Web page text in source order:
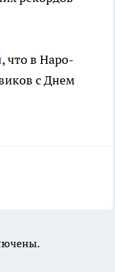
, что в Наро-
с Днем